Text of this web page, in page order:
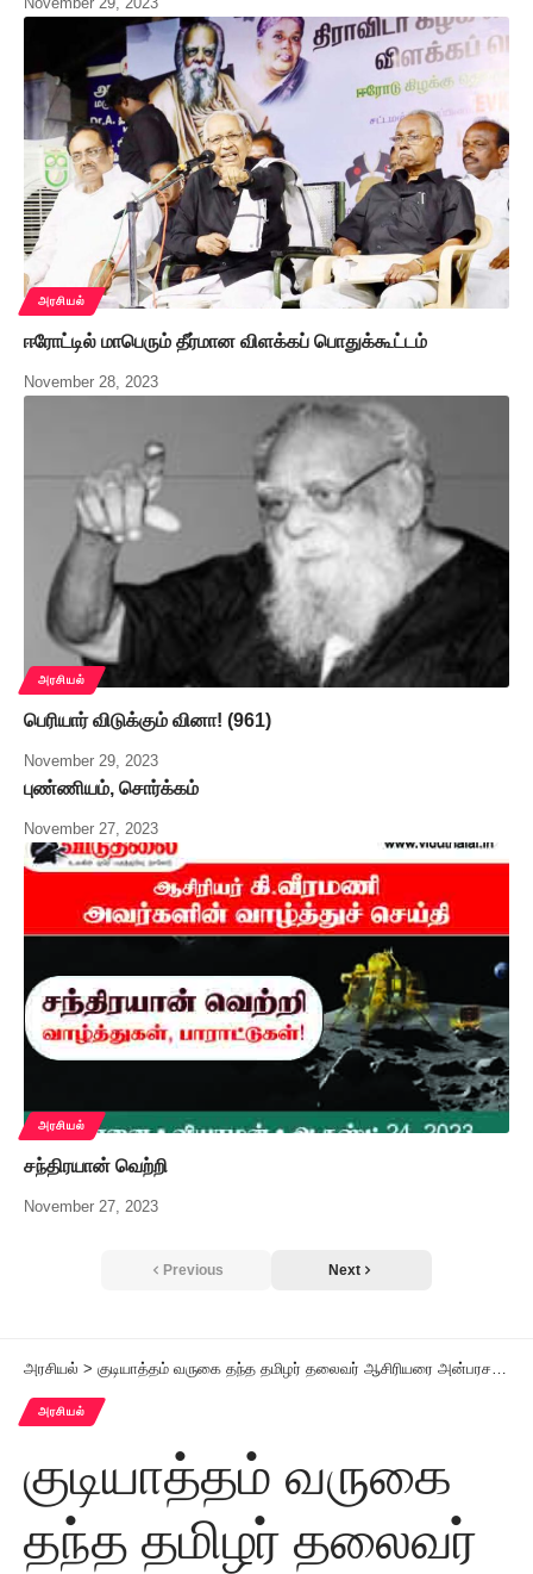
அரசியல்
ஈரோட்டில் மாபெரும் தீர்மான விளக்கப் பொதுக்கூட்டம்
November 28, 2023
அரசியல்
பெரியார் விடுக்கும் வினா! (961)
November 29, 2023
புண்ணியம், சொர்க்கம்
November 27, 2023
அரசியல்
சந்திரயான் வெற்றி
November 27, 2023
Previous Next
அரசியல் > குடியாத்தம் வருகை தந்த தமிழர் தலைவர் ஆசிரியரை அன்பரசன், சிவக்குமார், சடகோபன், தேன்மொழி, ஈஸ்வரி மற்றும் கழகத் தலைவர்கள் உற்சாகமாக வரவேற்றனர்
அரசியல்
குடியாத்தம் வருகை
தந்த தமிழர் தலைவர்